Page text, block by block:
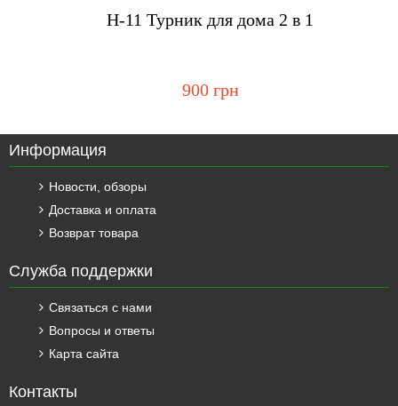
H-11 Турник для дома 2 в 1
900 грн
Информация
Новости, обзоры
Доставка и оплата
Возврат товара
Служба поддержки
Связаться с нами
Вопросы и ответы
Карта сайта
Контакты